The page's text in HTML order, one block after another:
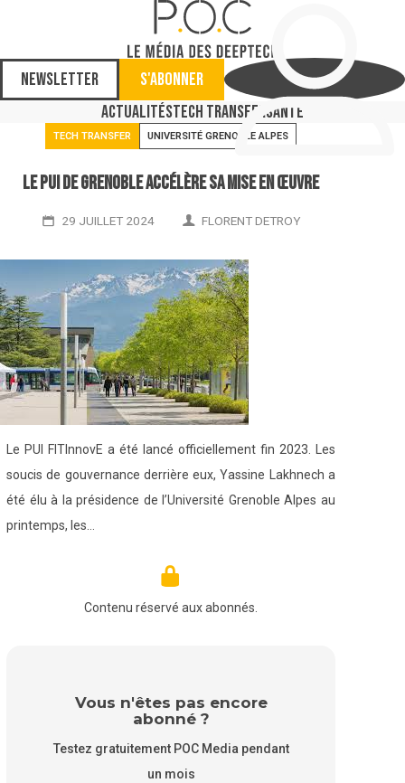
Newsletter
S'abonner
ActualitésTech TransferSanté
TECH TRANSFER UNIVERSITÉ GRENOBLE ALPES
Le PUI de Grenoble accélère sa mise en œuvre
29 JUILLET 2024 FLORENT DETROY
Le PUI FITInnovE a été lancé officiellement fin 2023. Les
soucis de gouvernance derrière eux, Yassine Lakhnech a
été élu à la présidence de l’Université Grenoble Alpes au
printemps, les…
Contenu réservé aux abonnés.
Vous n'êtes pas encore
abonné ?
Testez gratuitement POC Media pendant
un mois